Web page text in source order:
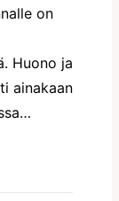
on
Huono ja
ainakaan